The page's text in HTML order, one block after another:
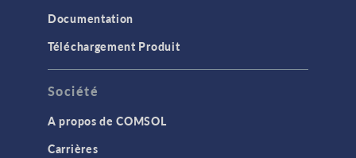
Documentation
Téléchargement Produit
Société
A propos de COMSOL
Carrières